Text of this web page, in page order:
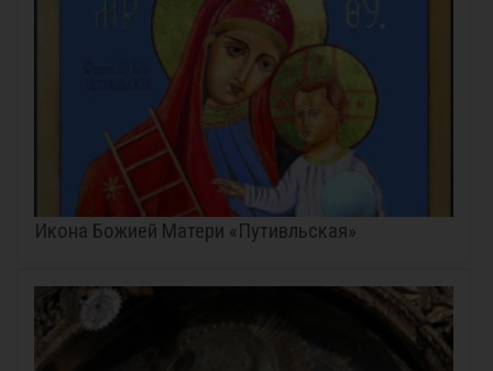
Икона Божией Матери «Путивльская»